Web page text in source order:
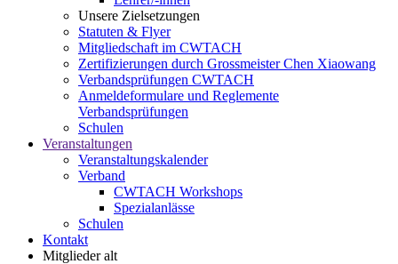
Unsere Zielsetzungen
Statuten & Flyer
Mitgliedschaft im CWTACH
Zertifizierungen durch Grossmeister Chen Xiaowang
Verbandsprüfungen CWTACH
Anmeldeformulare und Reglemente
Verbandsprüfungen
Schulen
Veranstaltungen
Veranstaltungskalender
Verband
CWTACH Workshops
Spezialanlässe
Schulen
Kontakt
Mitglieder alt